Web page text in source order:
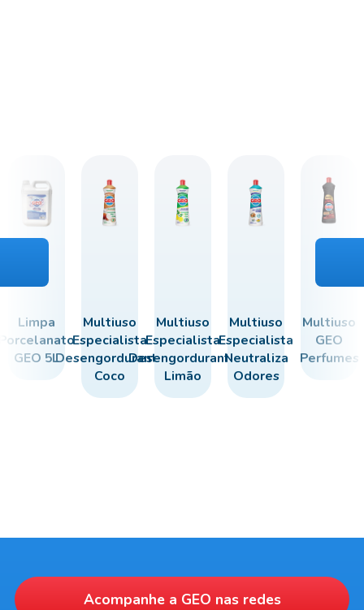
Limpa
GEO 5L
Multiuso
Especialista
Desengordurante
Coco
Multiuso
Especialista
Desengordurante
Limão
Multiuso
Especialista
Neutraliza
Odores
Multiuso
GEO
Perfumes
Acompanhe a GEO nas redes